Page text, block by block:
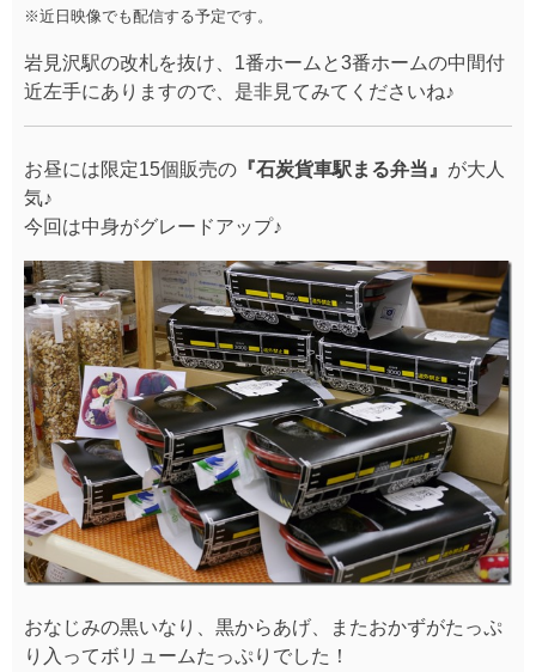
おなじみの黒いなり、黒からあげ、またおかずがたっぷ
り入ってボリュームたっぷりでした！
続いては、有明連絡歩道に場所を変えて、、、、子供に
大人気の『プラレール』！！！！